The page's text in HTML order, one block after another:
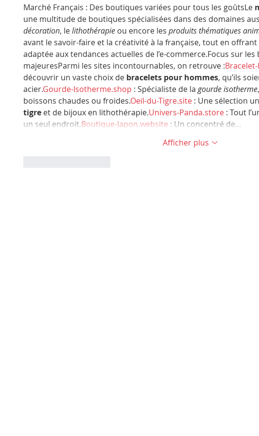
Marché Français : Des boutiques variées pour tous les goûtsLe
une multitude de boutiques spécialisées dans des domaines
décoration, le lithothérapie ou encore les produits thématiques
avant le savoir-faire et la créativité à la française, tout en
adaptée aux tendances actuelles de l’e-commerce.Focus sur
majeuresParmi les sites incontournables, on retrouve :
découvrir un vaste choix de bracelets pour hommes, qu’ils
acier.Gourde-Isotherme.shop : Spécialiste de la gourde isotherme
boissons chaudes ou froides.Oeil-du-Tigre.site : Une sélection
tigre et de bijoux en lithothérapie.Univers-Panda.store : Tout
un seul endroit.Boutique-Japon.website : Un concentré de…
Afficher plus